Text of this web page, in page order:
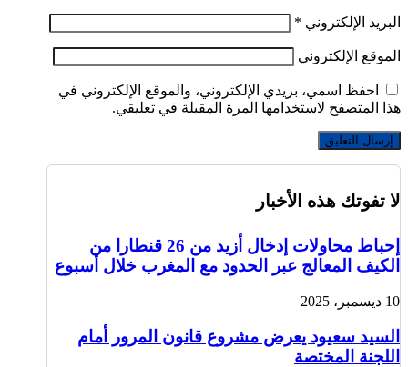
البريد الإلكتروني *
الموقع الإلكتروني
احفظ اسمي، بريدي الإلكتروني، والموقع الإلكتروني في
هذا المتصفح لاستخدامها المرة المقبلة في تعليقي.
لا تفوتك هذه الأخبار
إحباط محاولات إدخال أزيد من 26 قنطارا من
الكيف المعالج عبر الحدود مع المغرب خلال أسبوع
10 ديسمبر، 2025
السيد سعيود يعرض مشروع قانون المرور أمام
اللجنة المختصة